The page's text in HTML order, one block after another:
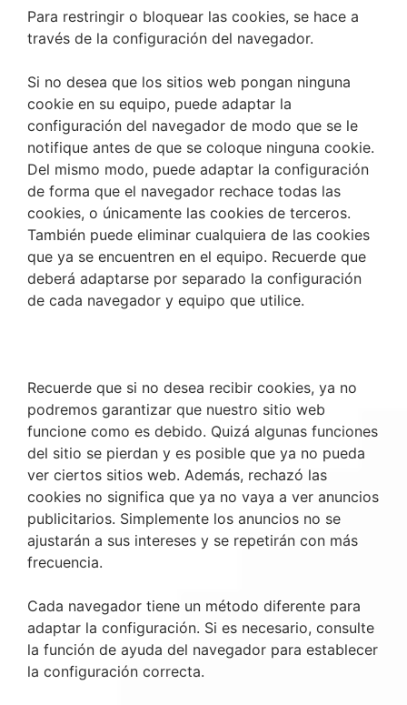
Para restringir o bloquear las cookies, se hace a
través de la configuración del navegador.
Si no desea que los sitios web pongan ninguna
cookie en su equipo, puede adaptar la
configuración del navegador de modo que se le
notifique antes de que se coloque ninguna cookie.
Del mismo modo, puede adaptar la configuración
de forma que el navegador rechace todas las
cookies, o únicamente las cookies de terceros.
También puede eliminar cualquiera de las cookies
que ya se encuentren en el equipo. Recuerde que
deberá adaptarse por separado la configuración
de cada navegador y equipo que utilice.
Recuerde que si no desea recibir cookies, ya no
podremos garantizar que nuestro sitio web
funcione como es debido. Quizá algunas funciones
del sitio se pierdan y es posible que ya no pueda
ver ciertos sitios web. Además, rechazó las
cookies no significa que ya no vaya a ver anuncios
publicitarios. Simplemente los anuncios no se
ajustarán a sus intereses y se repetirán con más
frecuencia.
Cada navegador tiene un método diferente para
adaptar la configuración. Si es necesario, consulte
la función de ayuda del navegador para establecer
la configuración correcta.